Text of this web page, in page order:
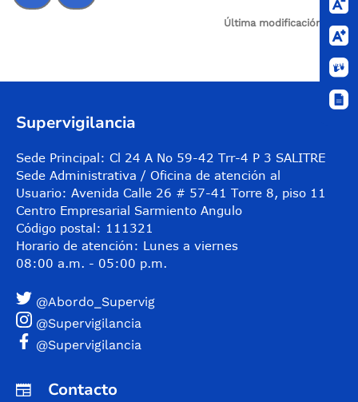
03
Última modificación:
Supervigilancia
Sede Principal: Cl 24 A No 59-42 Trr-4 P 3 SALITRE
Sede Administrativa / Oficina de atención al
Usuario: Avenida Calle 26 # 57-41 Torre 8, piso 11
Centro Empresarial Sarmiento Angulo
Código postal: 111321
Horario de atención: Lunes a viernes
08:00 a.m. - 05:00 p.m.
@Abordo_Supervig
@Supervigilancia
@Supervigilancia
Contacto